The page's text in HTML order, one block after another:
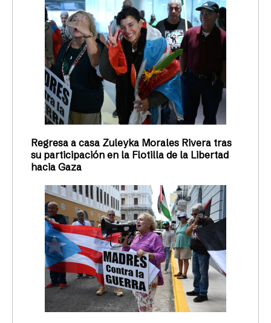
Regresa a casa Zuleyka Morales Rivera tras
su participación en la Flotilla de la Libertad
hacia Gaza